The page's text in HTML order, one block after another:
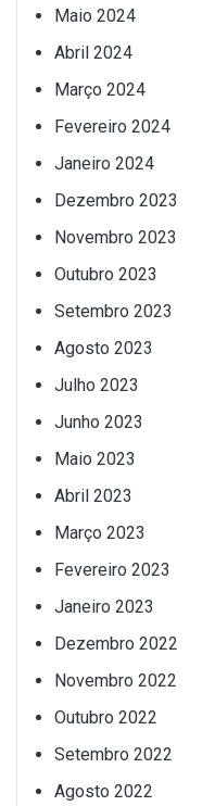
Maio 2024
Abril 2024
Março 2024
Fevereiro 2024
Janeiro 2024
Dezembro 2023
Novembro 2023
Outubro 2023
Setembro 2023
Agosto 2023
Julho 2023
Junho 2023
Maio 2023
Abril 2023
Março 2023
Fevereiro 2023
Janeiro 2023
Dezembro 2022
Novembro 2022
Outubro 2022
Setembro 2022
Agosto 2022